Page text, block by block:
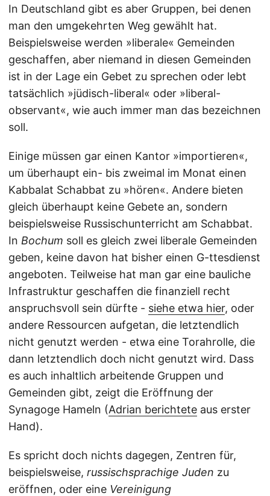
In Deutschland gibt es aber Gruppen, bei denen
man den umgekehrten Weg gewählt hat.
Beispielsweise werden »liberale« Gemeinden
geschaffen, aber niemand in diesen Gemeinden
ist in der Lage ein Gebet zu sprechen oder lebt
tatsächlich »jüdisch-liberal« oder »liberal-
observant«, wie auch immer man das bezeichnen
soll.
Einige müssen gar einen Kantor »importieren«,
um überhaupt ein- bis zweimal im Monat einen
Kabbalat Schabbat zu »hören«. Andere bieten
gleich überhaupt keine Gebete an, sondern
beispielsweise Russischunterricht am Schabbat.
In Bochum soll es gleich zwei liberale Gemeinden
geben, keine davon hat bisher einen G-ttesdienst
angeboten. Teilweise hat man gar eine bauliche
Infrastruktur geschaffen die finanziell recht
anspruchsvoll sein dürfte - siehe etwa hier, oder
andere Ressourcen aufgetan, die letztendlich
nicht genutzt werden - etwa eine Torahrolle, die
dann letztendlich doch nicht genutzt wird. Dass
es auch inhaltlich arbeitende Gruppen und
Gemeinden gibt, zeigt die Eröffnung der
Synagoge Hameln (Adrian berichtete aus erster
Hand).
Es spricht doch nichts dagegen, Zentren für,
beispielsweise, russischsprachige Juden zu
eröffnen, oder eine Vereinigung